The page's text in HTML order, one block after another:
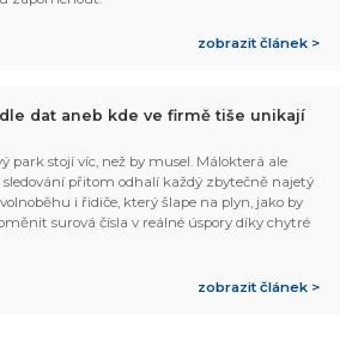
zobrazit článek >
dat aneb kde ve firmě tiše unikají
park stojí víc, než by musel. Málokterá ale
sledování přitom odhalí každý zbytečně najetý
i řidiče, který šlape na plyn, jako by
surová čísla v reálné úspory díky chytré
zobrazit článek >